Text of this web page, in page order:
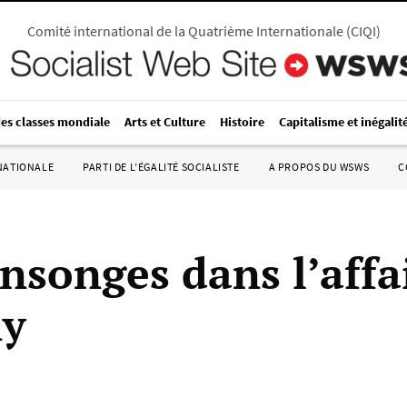
Comité international de la Quatrième Internationale(CIQI)
classes mondiale Arts et Culture Histoire Capitalisme et
PARTI DE L’ÉGALITÉ SOCIALISTE A PROPOS DU WSWS
dans